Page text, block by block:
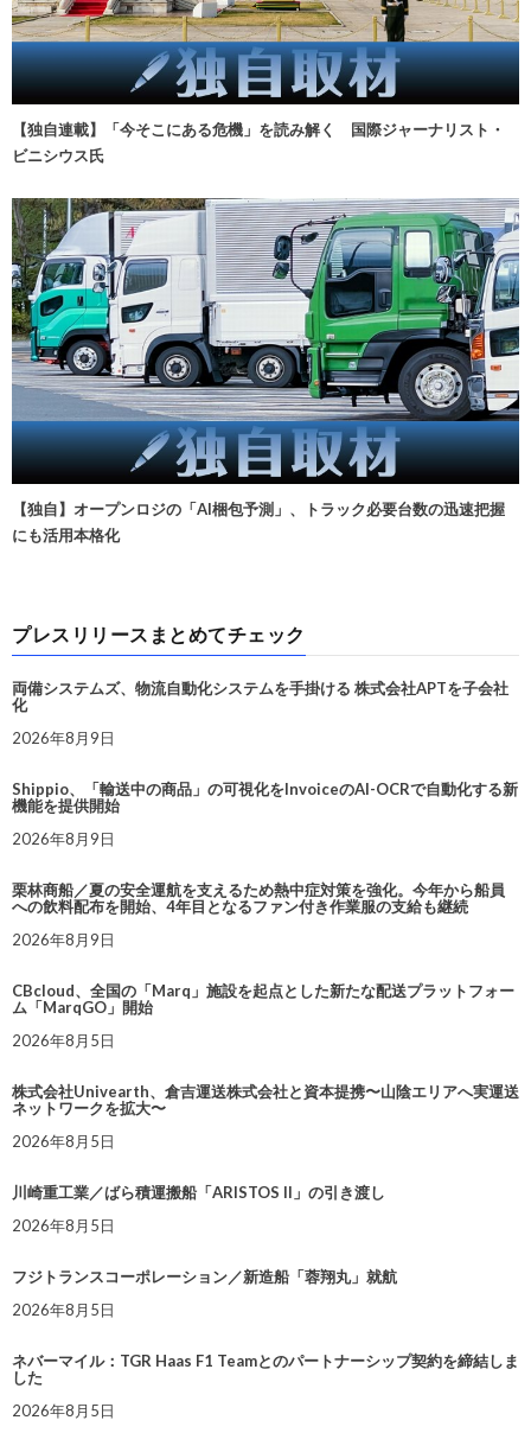
【独自連載】「今そこにある危機」を読み解く 国際ジャーナリスト・
ビニシウス氏
【独自】オープンロジの「AI梱包予測」、トラック必要台数の迅速把握
にも活用本格化
プレスリリースまとめてチェック
両備システムズ、物流自動化システムを手掛ける 株式会社APTを子会社
化
2026年8月9日
Shippio、「輸送中の商品」の可視化をInvoiceのAI-OCRで自動化する新
機能を提供開始
2026年8月9日
栗林商船／夏の安全運航を支えるため熱中症対策を強化。今年から船員
への飲料配布を開始、4年目となるファン付き作業服の支給も継続
2026年8月9日
CBcloud、全国の「Marq」施設を起点とした新たな配送プラットフォー
ム「MarqGO」開始
2026年8月5日
株式会社Univearth、倉吉運送株式会社と資本提携〜山陰エリアへ実運送
ネットワークを拡大〜
2026年8月5日
川崎重工業／ばら積運搬船「ARISTOS II」の引き渡し
2026年8月5日
フジトランスコーポレーション／新造船「蓉翔丸」就航
2026年8月5日
ネバーマイル：TGR Haas F1 Teamとのパートナーシップ契約を締結しま
した
2026年8月5日